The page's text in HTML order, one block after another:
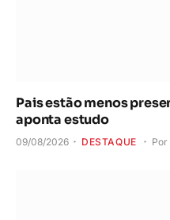
Pais estão menos
aponta estudo
09/08/2026 DESTAQUE Por